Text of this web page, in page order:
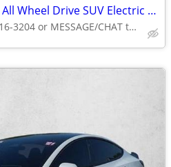
2022 Tesla Model X AWD All Wheel Drive SUV Electric AUTONATION
Call (888) 716-3204 or MESSAGE/CHAT to confirm availability